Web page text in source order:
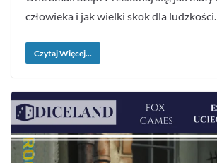
człowieka i jak wielki skok dla ludzkości.
Czytaj Więcej...